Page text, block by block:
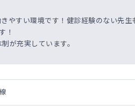
やすい環境です！健診経験のない先生
！
が充実しています。